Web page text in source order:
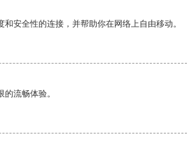
安全性的连接，并帮助你在网络上自由移动。
流畅体验。